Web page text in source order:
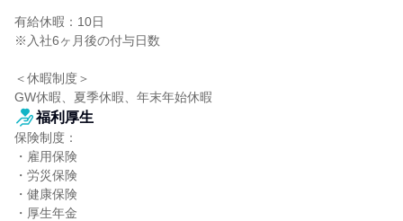
有給休暇：10日
※入社6ヶ月後の付与日数
＜休暇制度＞
GW休暇、夏季休暇、年末年始休暇
福利厚生
保険制度：
・雇用保険
・労災保険
・健康保険
・厚生年金